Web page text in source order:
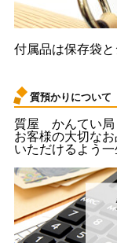
付属品は保存袋と
質預かりについて
質屋 かんてい局
お客様の大切な
いただけるよう